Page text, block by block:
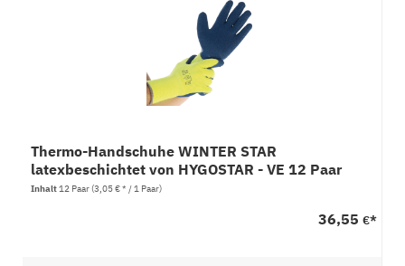
Thermo-Handschuhe WINTER STAR
latexbeschichtet von HYGOSTAR - VE 12 Paar
Inhalt12 Paar(3,05 € * / 1 Paar)
36,55 €*